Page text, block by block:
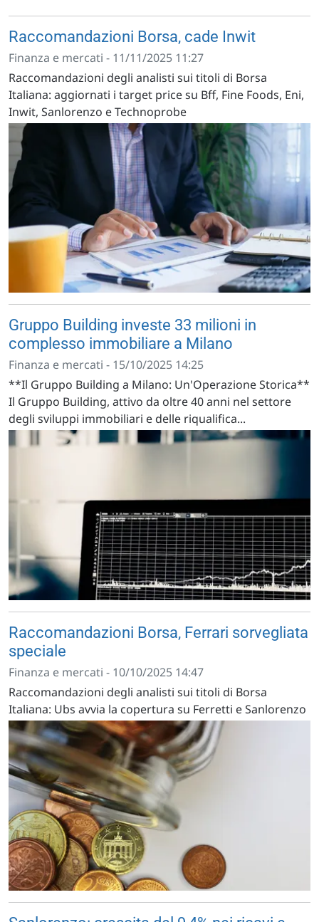
Raccomandazioni Borsa, cade Inwit
Finanza e mercati - 11/11/2025 11:27
Raccomandazioni degli analisti sui titoli di Borsa
Italiana: aggiornati i target price su Bff, Fine Foods, Eni,
Inwit, Sanlorenzo e Technoprobe
Gruppo Building investe 33 milioni in
complesso immobiliare a Milano
Finanza e mercati - 15/10/2025 14:25
**Il Gruppo Building a Milano: Un'Operazione Storica**
Il Gruppo Building, attivo da oltre 40 anni nel settore
degli sviluppi immobiliari e delle riqualifica...
Raccomandazioni Borsa, Ferrari sorvegliata
speciale
Finanza e mercati - 10/10/2025 14:47
Raccomandazioni degli analisti sui titoli di Borsa
Italiana: Ubs avvia la copertura su Ferretti e Sanlorenzo